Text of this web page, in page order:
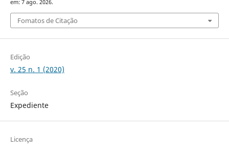
em: 7 ago. 2026.
Fomatos de Citação
Edição
v. 25 n. 1 (2020)
Seção
Expediente
Licença